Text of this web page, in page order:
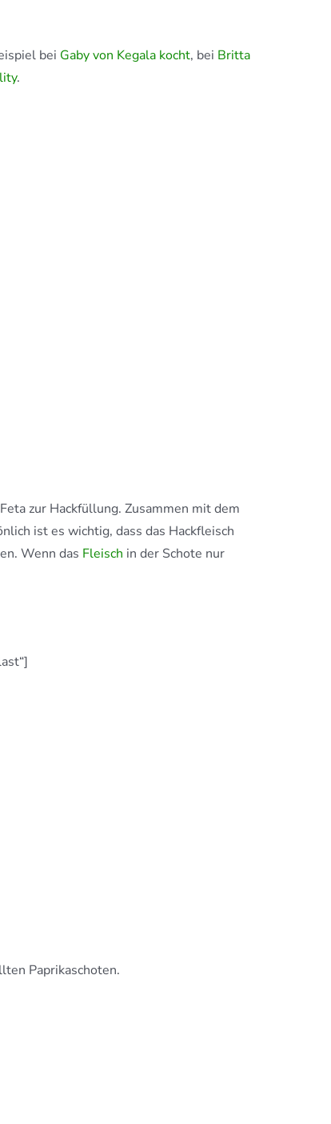
bei Gaby von Kegala kocht, bei Britta
.
zur Hackfüllung. Zusammen mit dem
ist es wichtig, dass das Hackfleisch
Wenn das Fleisch in der Schote nur
Paprikaschoten.